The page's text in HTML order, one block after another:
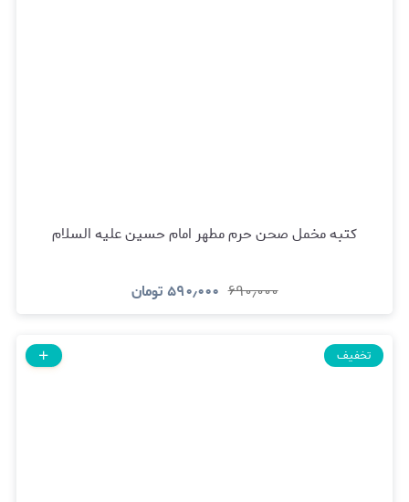
کتبه مخمل صحن حرم مطهر امام حسین علیه السلام
۶۹۰٫۰۰۰ ۵۹۰٫۰۰۰تومان
تخفیف